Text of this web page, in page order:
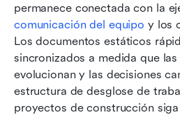
permanece conectada con la
comunicación del equipo y los
Los documentos estáticos
sincronizados a medida que
evolucionan y las decisiones
estructura de desglose de
proyectos de construcción